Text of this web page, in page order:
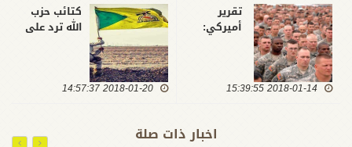
تقرير
أميركي:
برية
غير مسمى
2018-01-14 15:39:55
كتائب حزب
الله ترد على
سيقاوم
2018-01-20 14:57:37
اخبار ذات صلة